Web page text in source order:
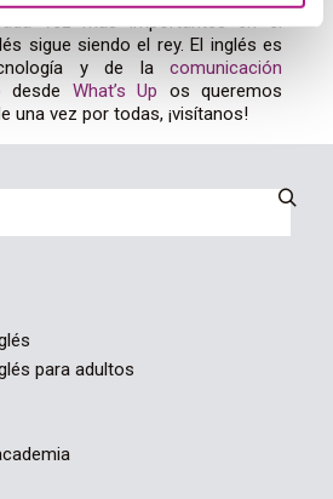
sigue siendo el rey. El inglés es
y de la comunicación
desde What’s Up os queremos
una vez por todas, ¡visítanos!
para adultos